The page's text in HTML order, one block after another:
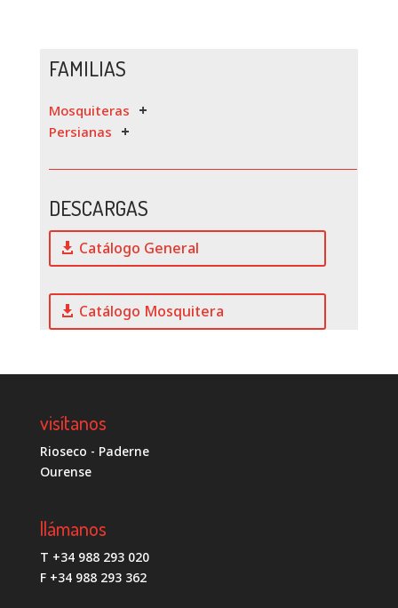
FAMILIAS
Mosquiteras
Persianas
DESCARGAS
Catálogo General
Catálogo Mosquitera
visítanos
Rioseco - Paderne
Ourense
llámanos
T +34 988 293 020
F +34 988 293 362